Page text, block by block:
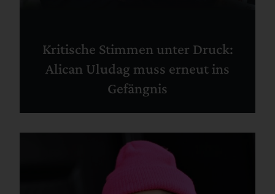
Kritische Stimmen unter Druck:
Alican Uludag muss erneut ins
Gefängnis